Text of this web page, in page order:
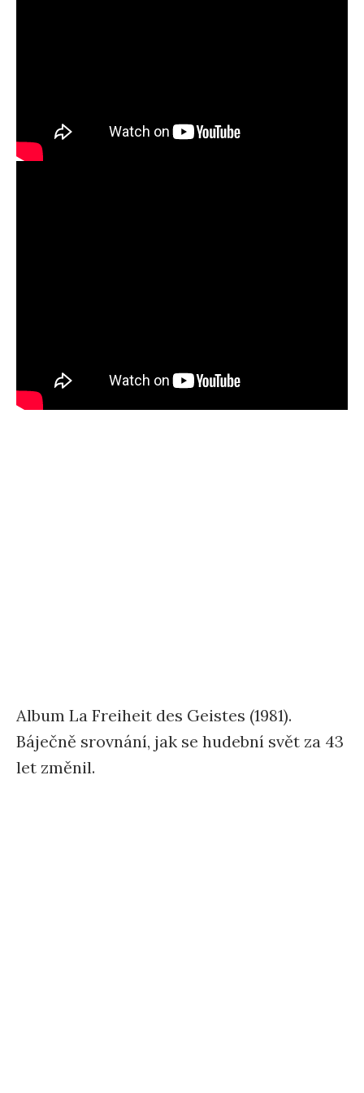
Album La Freiheit des Geistes (1981).
Báječně srovnání, jak se hudební svět za 43
let změnil.